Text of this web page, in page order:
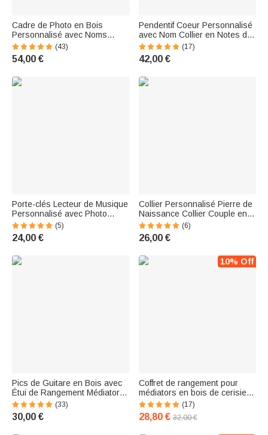
Cadre de Photo en Bois
Personnalisé avec Noms
Numéro Titre de Chanson
Accessoire Style Lecteur de
Disque Cadeau Saint-Valentin
(43)
54,00 €
Pendentif Coeur Personnalisé
avec Nom Collier en Notes de
Musique à Clef de Sol avec
Pierre de Naissance Cadeau
Anniversaire Fête des Mères
(17)
42,00 €
Porte-clés Lecteur de Musique
Personnalisé avec Photo
Texte et Nom en Code Morse
Cadeau d'Anniversaire pour
Lui Elle
(5)
24,00 €
Collier Personnalisé Pierre de
Naissance Collier Couple en
Note Musicale Cadeau de
Saint-Valentin Anniversaire
pour Couple
(6)
26,00 €
Pics de Guitare en Bois avec
Étui de Rangement Médiator
Personnalisé avec Photo
Texte Cadeau pour Joueur de
Guitare Musicien Cadeau
(33)
30,00 €
10% Off
Coffret de rangement pour
médiators en bois de cerisier
avec 1-5 médiators Cadeau
d'anniversaire pour joueur de
guitare musicien
(17)
28,80 € 32,00 €